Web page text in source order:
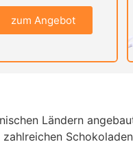
zum Angebot
Ländern